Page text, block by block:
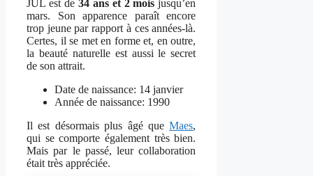
JUL est de 34 ans et 2 mois jusqu’en
mars. Son apparence paraît encore
trop jeune par rapport à ces années-là.
Certes, il se met en forme et, en outre,
la beauté naturelle est aussi le secret
de son attrait.
Date de naissance: 14 janvier
Année de naissance: 1990
Il est désormais plus âgé queMaes,
qui se comporte également très bien.
Mais par le passé, leur collaboration
était très appréciée.